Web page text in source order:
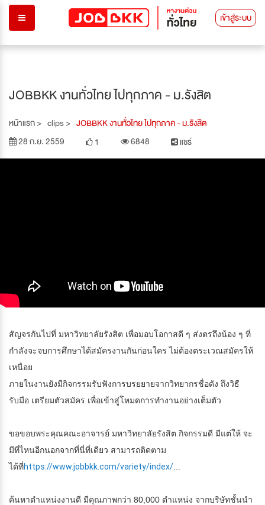
เข้าสู่ระบบ
JOBBKK งานทั่วไทย ไปทุกภาค - ม.รังสิต
หน้าแรก > clips > JOBBKK งานทั่วไทย ไปทุกภาค - ม.รังสิต
28 ก.ย. 2559
1 6848 แชร์
สัญจรกันไปที่ มหาวิทยาลัยรังสิต เพื่อมอบโอกาสดี ๆ ส่งตรถึงน้อง ๆ ที่
กำลังจะจบการศึกษาได้สมัครงานกันก่อนใค­ร ไม่ต้องตระเวณสมัครให้
เหนื่อย
ภายในงานยังมีกิจกรรมรับฟังการบรยยายจากวิ­ทยากรชื่อดัง ถึงวิธี
รับมือ เตรียมตัวสมัคร เพื่อเข้าสู่โหมดการทำงานอย่างเต็มตัว
ขอขอบพระคุณคณะอาจารย์ มหาวิทยาลัยรังสิต กิจกรรมดี มีแต่ให้ จะ
มีที่ไหนอีกนอกจากที่นี่ที่เดียว สามารถติดตาม
ได้ที่https://www.jobbkk.com/variety/index/
ค้นหาตำแหน่งงานดี มีคุณภาพกว่า 80,000 ตำแหน่ง จากบริษัทชั้นนำ